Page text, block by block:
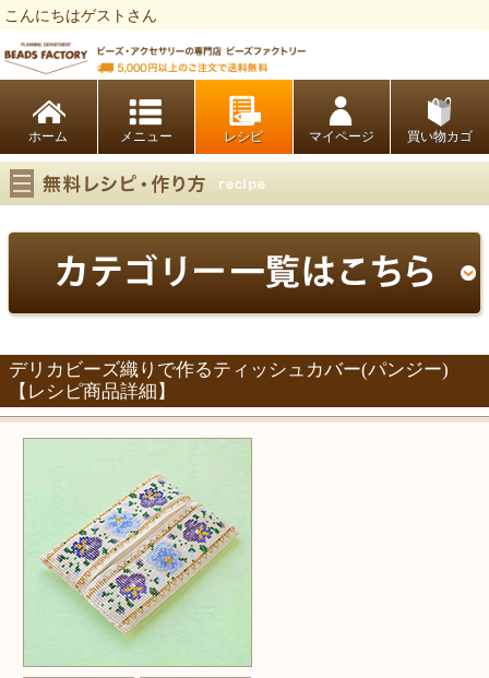
こんにちはゲストさん
ホーム レシピ マイページ 買い物カゴ
デリカビーズ織りで作るティッシュカバー(パンジー)
【レシピ商品詳細】